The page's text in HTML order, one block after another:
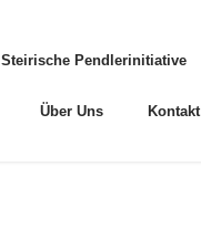
Steirische Pendlerinitiative
Über Uns Kontakt